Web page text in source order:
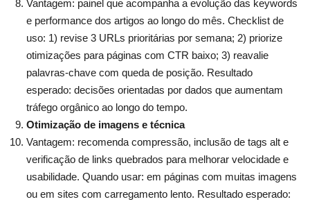
Vantagem: painel que acompanha a evolução das keywords
e performance dos artigos ao longo do mês. Checklist de
uso: 1) revise 3 URLs prioritárias por semana; 2) priorize
otimizações para páginas com CTR baixo; 3) reavalie
palavras-chave com queda de posição. Resultado
esperado: decisões orientadas por dados que aumentam
tráfego orgânico ao longo do tempo.
Otimização de imagens e técnica
Vantagem: recomenda compressão, inclusão de tags alt e
verificação de links quebrados para melhorar velocidade e
usabilidade. Quando usar: em páginas com muitas imagens
ou em sites com carregamento lento. Resultado esperado: